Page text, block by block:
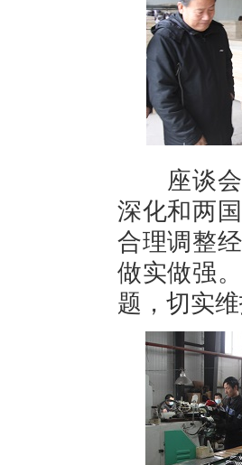
座谈
深化和两
合理调整
做实做强
题，切实